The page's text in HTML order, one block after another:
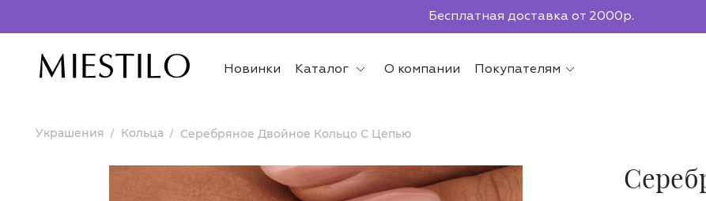
Бесплатная доставка от 2000р.
Новинки
Каталог О компании Покупателям
Украшения Кольца Серебряное Двойное Кольцо С Цепью